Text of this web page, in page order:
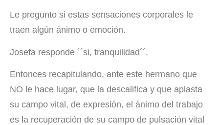
Le pregunto si estas sensaciones corporales le
traen algún ánimo o emoción.
Josefa responde ´´si, tranquilidad´´.
Entonces recapitulando, ante este hermano que
NO le hace lugar, que la descalifica y que aplasta
su campo vital, de expresión, el ánimo del trabajo
es la recuperación de su campo de pulsación vital